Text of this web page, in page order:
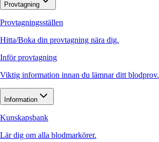
Provtagning
Provtagningsställen
Hitta/Boka din provtagning nära dig.
Inför provtagning
Viktig information innan du lämnar ditt blodprov.
Information
Kunskapsbank
Lär dig om alla blodmarkörer.